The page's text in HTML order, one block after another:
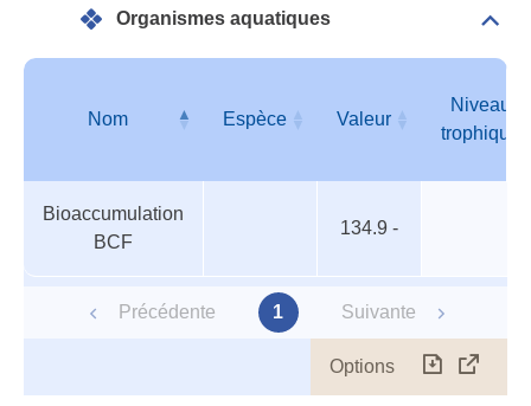
Organismes aquatiques
aquatiques
Nom Espèce Valeur
Niveau
trophique
Bioaccumulation
BCF
134.9 -
Précédente 1 Suivante
Options
le